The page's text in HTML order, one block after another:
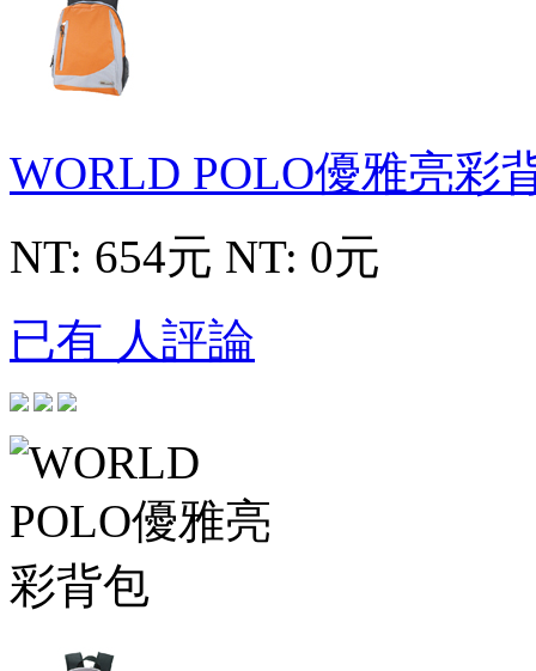
WORLD POLO優雅亮彩
NT: 654元 NT: 0元
已有 人評論